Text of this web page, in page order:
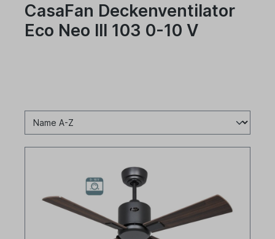
CasaFan Deckenventilator
Eco Neo III 103 0-10 V